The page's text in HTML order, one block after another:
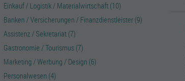
Einkauf / Logistik / Materialwirtschaft (10)
Banken / Versicherungen / Finanzdienstleister (9)
Assistenz / Sekretariat (7)
Gastronomie / Tourismus (7)
Marketing / Werbung / Design (6)
Personalwesen (4)